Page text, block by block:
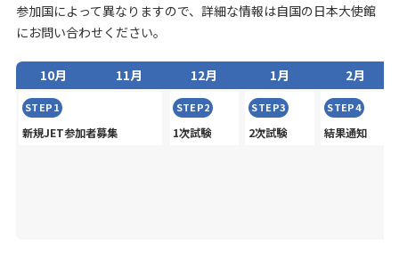
参加国によって異なりますので、詳細な情報は自国の日本大使館
にお問い合わせください。
10月
STEP1
新規JET参加者募集
11月 12月
STEP2
1次試験
1月
STEP3
2次試験
2月
STEP4
結果通知